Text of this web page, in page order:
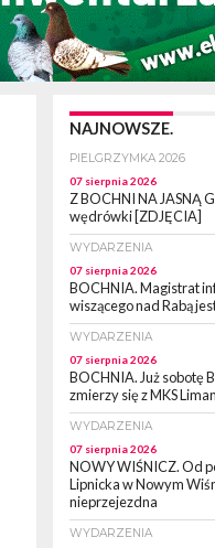
NAJNOWSZE.
PIELGRZYMKA 2026
07 sierpnia 2026
Z BOCHNI NA JASNĄ
wędrówki [ZDJĘCIA]
WYDARZENIA
07 sierpnia 2026
BOCHNIA. Magistrat
wiszącego nad Rabą
WYDARZENIA
07 sierpnia 2026
BOCHNIA. Już sobotę
zmierzy się z MKS
WYDARZENIA
07 sierpnia 2026
NOWY WIŚNICZ. Od
Lipnicka w Nowym
nieprzejezdna
WYDARZENIA